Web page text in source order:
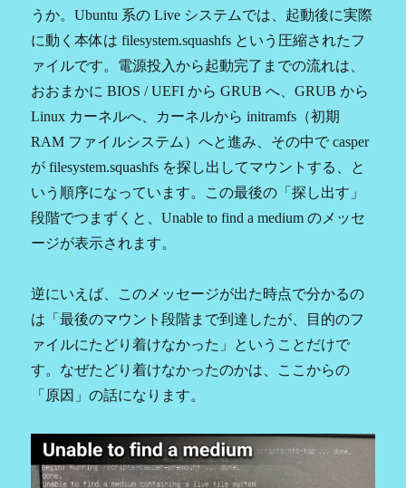
うか。Ubuntu 系の Live システムでは、起動後に実際
に動く本体は filesystem.squashfs という圧縮されたフ
ァイルです。電源投入から起動完了までの流れは、
おおまかに BIOS / UEFI から GRUB へ、GRUB から
Linux カーネルへ、カーネルから initramfs（初期
RAM ファイルシステム）へと進み、その中で casper
が filesystem.squashfs を探し出してマウントする、と
いう順序になっています。この最後の「探し出す」
段階でつまずくと、Unable to find a medium のメッセ
ージが表示されます。
逆にいえば、このメッセージが出た時点で分かるの
は「最後のマウント段階まで到達したが、目的のフ
ァイルにたどり着けなかった」ということだけで
す。なぜたどり着けなかったのかは、ここからの
「原因」の話になります。